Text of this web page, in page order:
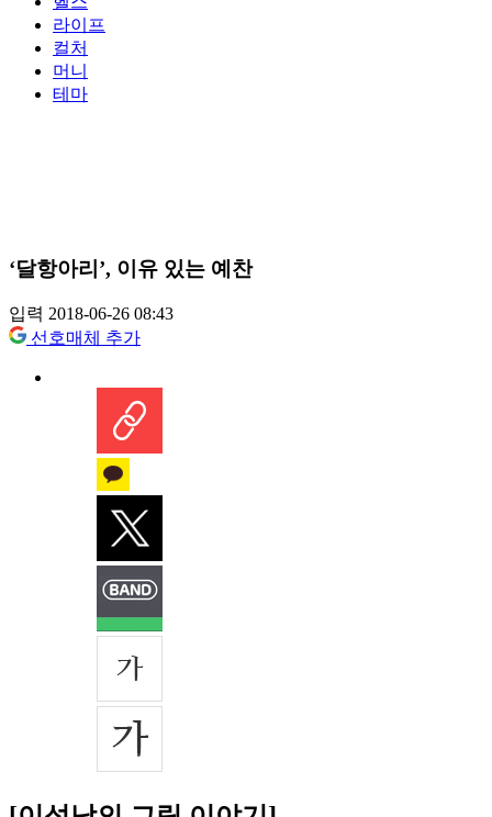
라이프
컬처
머니
테마
‘달항아리’, 이유 있는 예찬
입력 2018-06-26 08:43
선호매체 추가